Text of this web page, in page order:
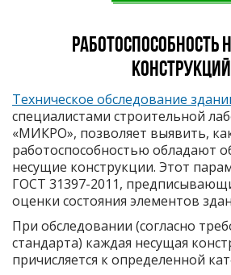
Работоспособность
конструкций
Техническое обследование
специалистами строительной
«МИКРО», позволяет выявить,
работоспособностью обладают
несущие конструкции. Этот
ГОСТ 31397-2011,
оценки состояния элементов
При обследовании (согласно
стандарта) каждая несущая
причисляется к определенной